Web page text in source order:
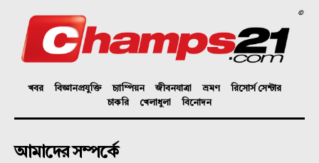
©
খবর বিজ্ঞানপ্রযুক্তি চ্যাম্পিয়ন জীবনযাত্রা ভ্রমণ
রিসোর্স সেন্টার
চাকরি
খেলাধুলা বিনোদন
আমাদের সম্পর্কে